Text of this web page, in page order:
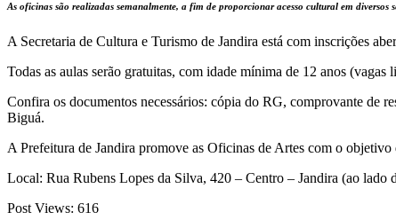
As oficinas são realizadas semanalmente, a fim de proporcionar acesso cultural em diversos
A Secretaria de Cultura e Turismo de Jandira está com inscrições
Todas as aulas serão gratuitas, com idade mínima de 12 anos
Confira os documentos necessários: cópia do RG, comprovante de
Biguá.
A Prefeitura de Jandira promove as Oficinas de Artes com o
Local: Rua Rubens Lopes da Silva, 420 – Centro – Jandira (ao lado
Post Views: 616